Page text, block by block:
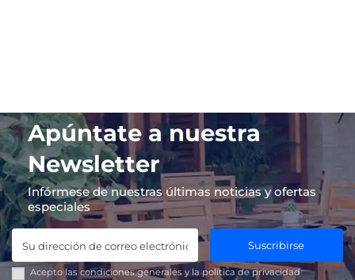
Apúntate a nuestra
Newsletter
Infórmese de nuestras últimas noticias y ofertas
especiales
Suscribirse
Acepto las condiciones generales y lapolítica de privacidad